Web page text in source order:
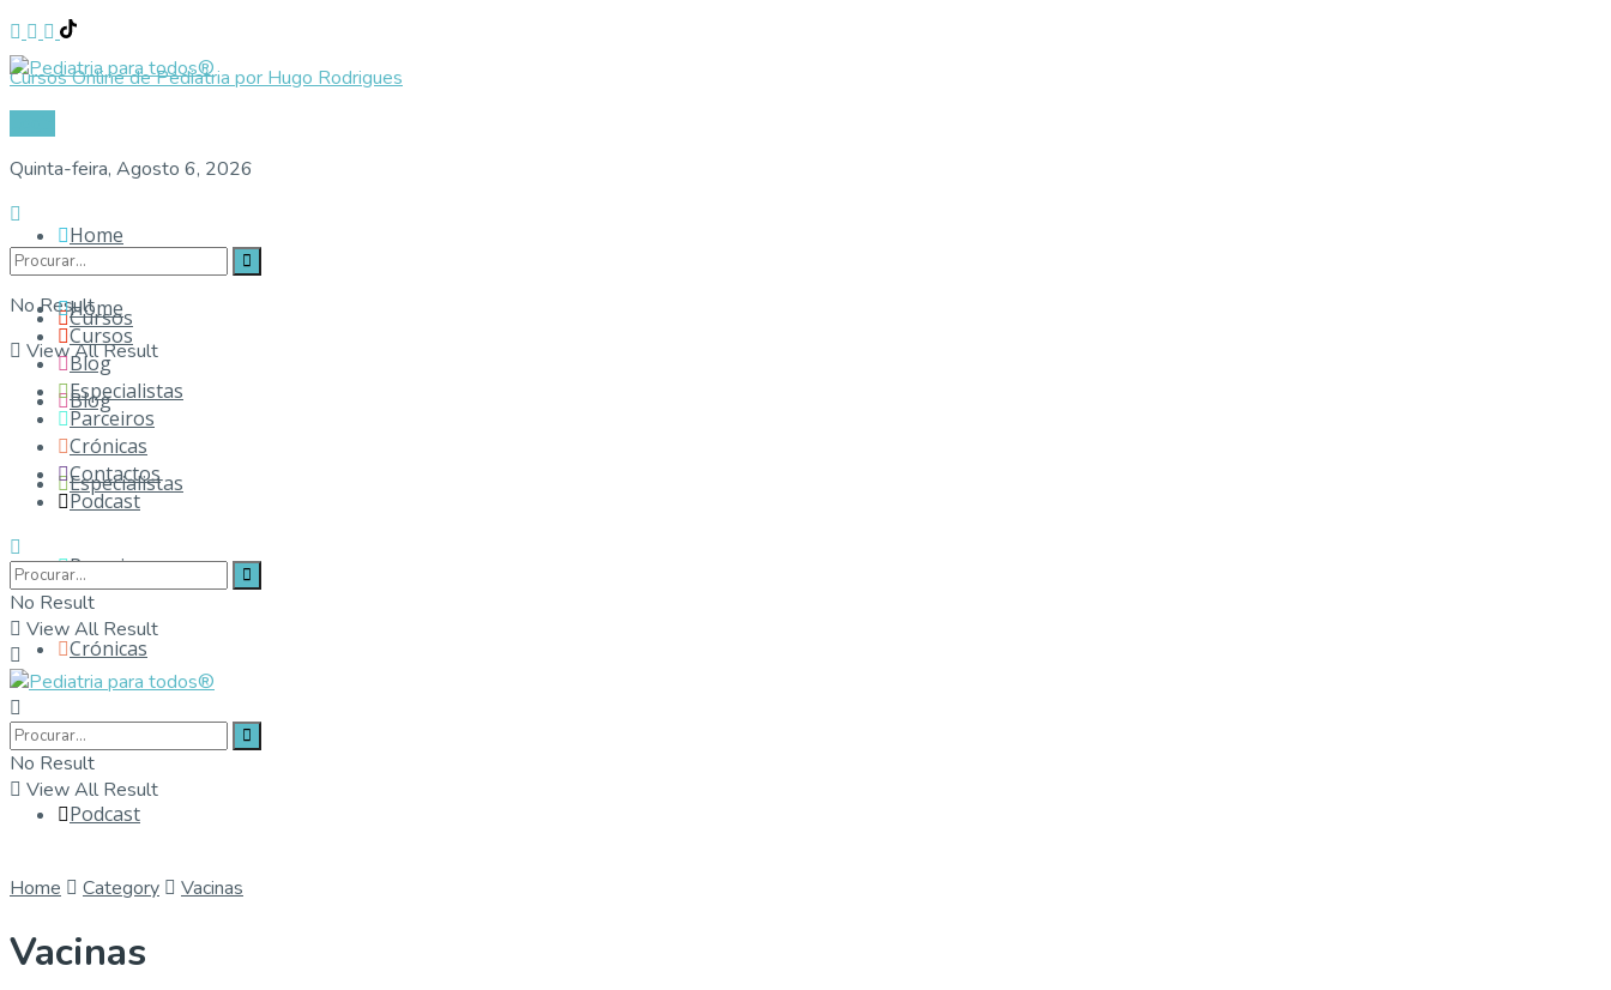
Cursos Online de Pediatria por Hugo Rodrigues
Quinta-feira, Agosto 6, 2026
No Result
View All Result
Home
Cursos
Blog
Especialistas
Parceiros
Crónicas
Contactos
Podcast
Home
Cursos
Blog
Especialistas
Parceiros
Crónicas
Contactos
Podcast
No Result
View All Result
No Result
View All Result
Home Category Vacinas
Vacinas